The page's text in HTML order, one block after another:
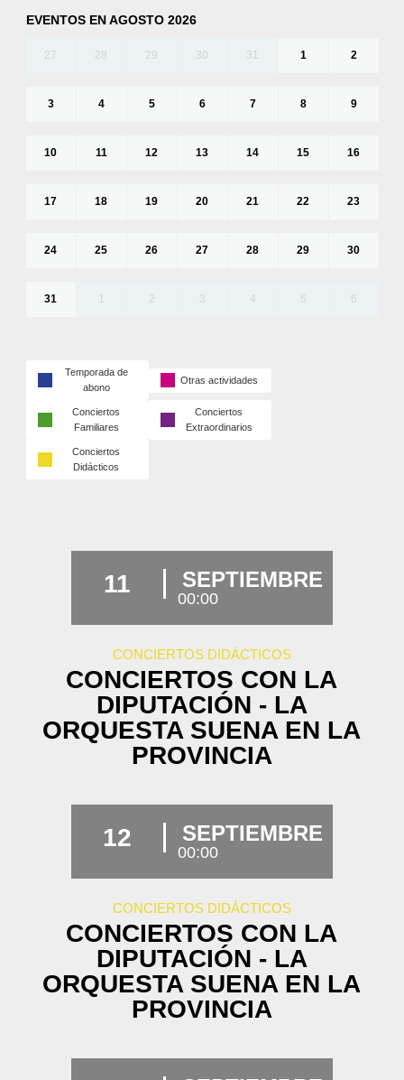
EVENTOS EN AGOSTO 2026
27 28 29 30 31 1 2
3 4 5 6 7 8 9
10 11 12 13 14 15 16
17 18 19 20 21 22 23
24 25 26 27 28 29 30
31 1 2 3 4 5 6
Temporada de
abono
Otras actividades
Conciertos
Familiares
Conciertos
Extraordinarios
Conciertos
Didácticos
11 SEPTIEMBRE
00:00
CONCIERTOS DIDÁCTICOS
CONCIERTOS CON LA
DIPUTACIÓN - LA
ORQUESTA SUENA EN LA
PROVINCIA
12 SEPTIEMBRE
00:00
CONCIERTOS DIDÁCTICOS
CONCIERTOS CON LA
DIPUTACIÓN - LA
ORQUESTA SUENA EN LA
PROVINCIA